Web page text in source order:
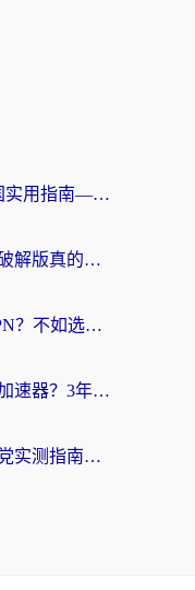
海外党别再踩坑！vpn翻回国实用指南——选对加速器，国内资源无缝用
海外党别踩坑！免费加速器破解版真的能用？教你无缝访问国内资源的正确姿势
海外党必看：免费好用的VPN？不如选对转国内加速器实现无缝追剧
在阿根廷玩国内游戏用什么加速器？3年海外党亲测实用指南
迅游和小黑牛哪个好？海外党实测指南，选对中国地址加速器才能无缝刷国内资源